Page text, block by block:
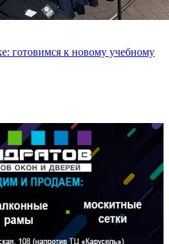
готовимся к новому учебному